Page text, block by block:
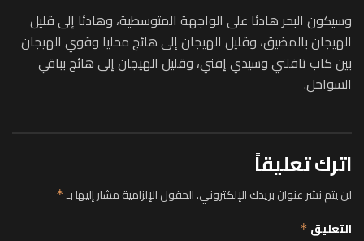
وسيكون البحر هادئا على الواجهة المتوسطية، وهادئا إلى قليل
الهيجان بالمضيق، وقليل الهيجان إلى هائج محليا وقوي الهيجان
بين كاب تافلني وسيدي إفني، وقليل الهيجان إلى هائج بباقي
السواحل.
اترك تعليقاً
لن يتم نشر عنوان بريدك الإلكتروني.الحقول الإلزامية مشار إليها بـ*
التعليق *